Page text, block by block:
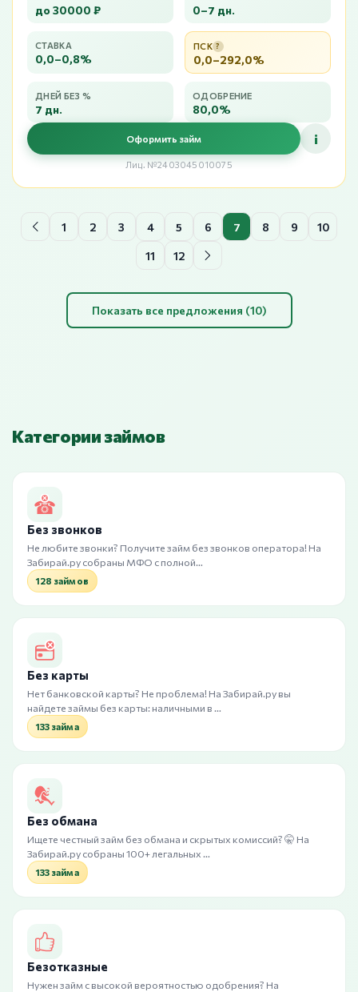
до 30000 ₽ 0–7 дн.
СТАВКА
0,0–0,8%
ПСК ?
0,0–292,0%
ДНЕЙ БЕЗ %
7 дн.
ОДОБРЕНИЕ
80,0%
Оформить займ i
Лиц. №2403045010075
1 2 3 4 5 6 7 8 9 10
11 12
Показать все предложения (10)
Категории займов
Без звонков
Не любите звонки? Получите займ без звонков оператора! На
Забирай.ру собраны МФО с полной…
128 займов
Без карты
Нет банковской карты? Не проблема! На Забирай.ру вы
найдете займы без карты: наличными в …
133 займа
Без обмана
Ищете честный займ без обмана и скрытых комиссий? 🤫 На
Забирай.ру собраны 100+ легальных …
133 займа
Безотказные
Нужен займ с высокой вероятностью одобрения? На